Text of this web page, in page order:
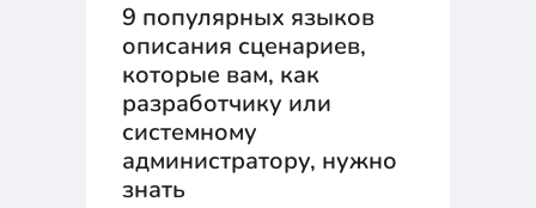
9 популярных языков
описания сценариев,
которые вам, как
разработчику или
системному
администратору, нужно
знать